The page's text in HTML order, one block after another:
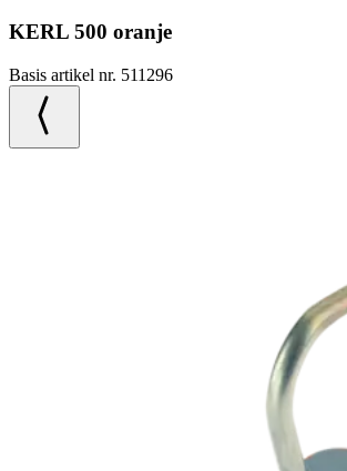
KERL 500 oranje
Basis artikel nr. 511296